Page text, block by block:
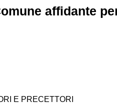
affidante
E PRECETTORI